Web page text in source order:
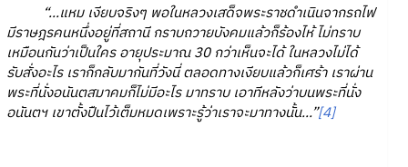
“...แหม เงียบจริงๆ พอในหลวงเสด็จพระราชดำเนินจากรถไฟ
มีราษฎรคนหนึ่งอยู่ที่สถานี กราบถวายบังคมแล้วก็ร้องไห้ ไม่ทราบ
เหมือนกันว่าเป็นใคร อายุประมาณ 30 กว่าเห็นจะได้ ในหลวงไม่ได้
รับสั่งอะไร เราก็กลับมากันที่วังนี่ ตลอดทางเงียบแล้วก็เศร้า เราผ่าน
พระที่นั่งอนันตสมาคมก็ไม่มีอะไร มาทราบ เอาทีหลังว่าบนพระที่นั่ง
อนันตฯ เขาตั้งปืนไว้เต็มหมดเพราะรู้ว่าเราจะมาทางนั้น...”[4]